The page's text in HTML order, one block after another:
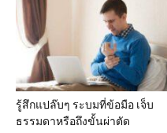
รู้สึกแปล๊บๆ ระบมที่ข้อมือ เจ็บ
ธรรมดาหรือถึงขั้นผ่าตัด